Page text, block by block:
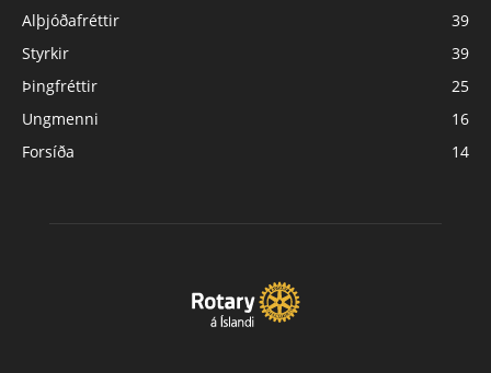
Alþjóðafréttir
39
Styrkir
39
Þingfréttir
25
Ungmenni
16
Forsíða
14